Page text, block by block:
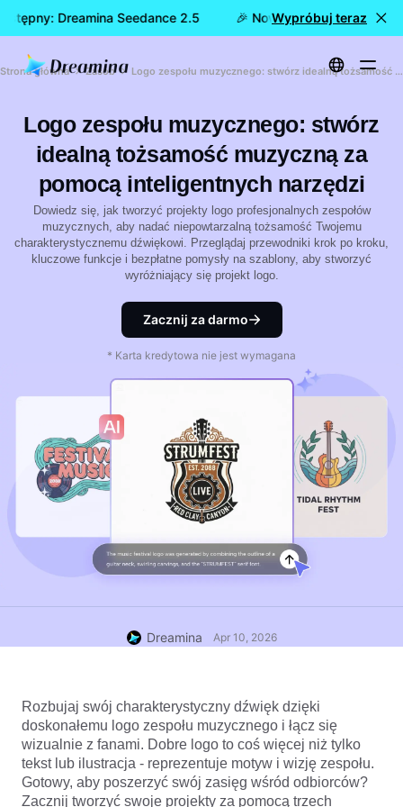
Dreamina Seedance 2.5 🎉 Nowy model już
Wypróbuj teraz
Strona główna Zasób Logo zespołu muzycznego: stwórz idealną tożsamość muzyczną za pomocą inteligentnych narzędzi
Logo zespołu muzycznego: stwórz
idealną tożsamość muzyczną za
pomocą inteligentnych narzędzi
Dowiedz się, jak tworzyć projekty logo profesjonalnych zespołów
muzycznych, aby nadać niepowtarzalną tożsamość Twojemu
charakterystycznemu dźwiękowi. Przeglądaj przewodniki krok po kroku,
kluczowe funkcje i bezpłatne pomysły na szablony, aby stworzyć
wyróżniający się projekt logo.
Zacznij za darmo
* Karta kredytowa nie jest wymagana
Dreamina Apr 10, 2026
Rozbujaj swój charakterystyczny dźwięk dzięki
doskonałemu logo zespołu muzycznego i łącz się
wizualnie z fanami. Dobre logo to coś więcej niż tylko
tekst lub ilustracja - reprezentuje motyw i wizję zespołu.
Gotowy, aby poszerzyć swój zasięg wśród odbiorców?
Zacznij tworzyć swoje projekty za pomocą trzech